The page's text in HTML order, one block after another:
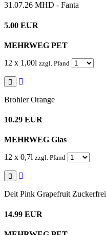
31.07.26 MHD - Fanta
5.00 EUR
MEHRWEG PET
12 x 1,00l zzgl. Pfand
Brohler Orange
10.29 EUR
MEHRWEG Glas
12 x 0,7l zzgl. Pfand
Deit Pink Grapefruit Zuckerfrei
14.99 EUR